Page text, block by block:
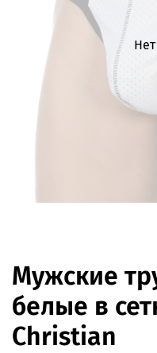
Мужские
белые в
Christian